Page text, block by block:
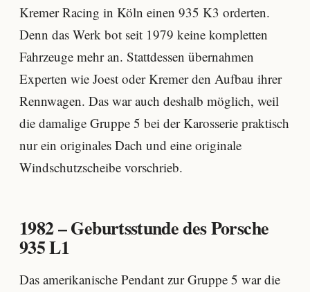
Kremer Racing in Köln einen 935 K3 orderten.
Denn das Werk bot seit 1979 keine kompletten
Fahrzeuge mehr an. Stattdessen übernahmen
Experten wie Joest oder Kremer den Aufbau ihrer
Rennwagen. Das war auch deshalb möglich, weil
die damalige Gruppe 5 bei der Karosserie praktisch
nur ein originales Dach und eine originale
Windschutzscheibe vorschrieb.
1982 – Geburtsstunde des Porsche
935 L1
Das amerikanische Pendant zur Gruppe 5 war die